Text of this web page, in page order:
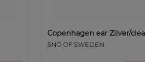
Copenhagen ear Zilver/
SNÖ OF SWEDEN